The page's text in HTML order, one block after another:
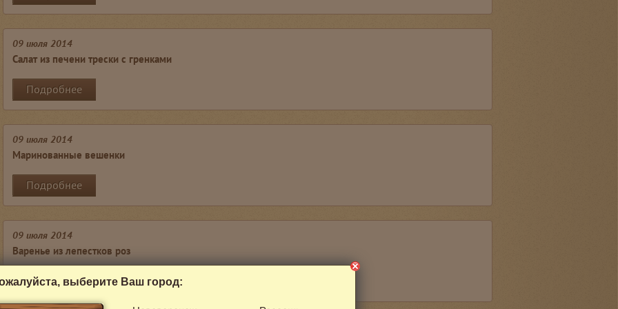
выберите Ваш город:
09 июля 2014
Салат из печени трески с гренками
Подробнее
09 июля 2014
Маринованные вешенки
Подробнее
09 июля 2014
Варенье из лепестков роз
Подробнее